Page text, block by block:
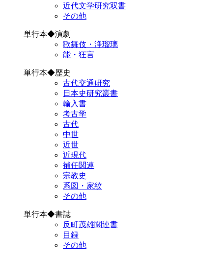
近代文学研究双書
その他
単行本◆演劇
歌舞伎・浄瑠璃
能・狂言
単行本◆歴史
古代交通研究
日本史研究叢書
輸入書
考古学
古代
中世
近世
近現代
補任関連
宗教史
系図・家紋
その他
単行本◆書誌
反町茂雄関連書
目録
その他